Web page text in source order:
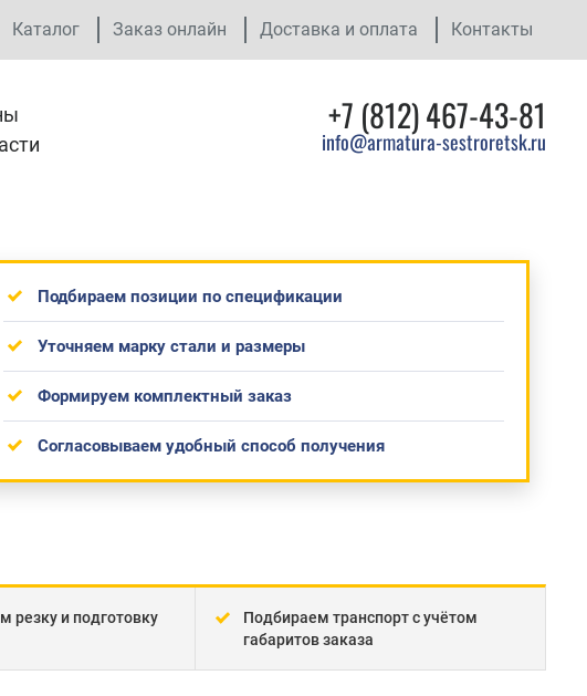
Каталог Заказ онлайн Доставка и оплата Контакты
+7 (812) 467-43-81
info@armatura-sestroretsk.ru
Подбираем позиции по спецификации
Уточняем марку стали и размеры
Формируем комплектный заказ
Согласовываем удобный способ получения
резку и подготовку
Подбираем транспорт с учётом
габаритов заказа